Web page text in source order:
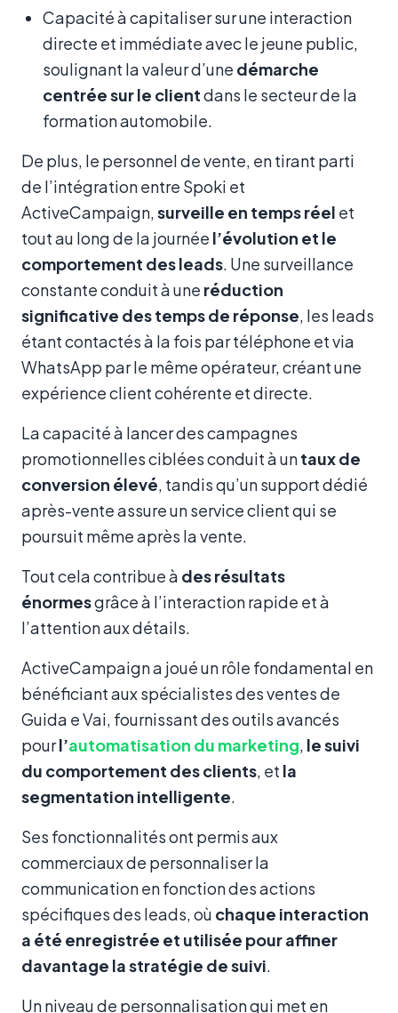
Capacité à capitaliser sur une interaction
directe et immédiate avec le jeune public,
soulignant la valeur d’une démarche
centrée sur le clientdans le secteur de la
formation automobile.
De plus, le personnel de vente, en tirant parti
de l’intégration entre Spoki et
ActiveCampaign,surveille en temps réel et
tout au long de la journée l’évolution et le
comportement des leads. Une surveillance
constante conduit à une réduction
significative des temps de réponse, les leads
étant contactés à la fois par téléphone et via
WhatsApp par le même opérateur, créant une
expérience client cohérente et directe.
La capacité à lancer des campagnes
promotionnelles ciblées conduit à untaux de
conversion élevé, tandis qu’un support dédié
après-vente assure un service client qui se
poursuit même après la vente.
Tout cela contribue à des résultats
énormesgrâce à l’interaction rapide et à
l’attention aux détails.
ActiveCampaign a joué un rôle fondamental en
bénéficiant aux spécialistes des ventes de
Guida e Vai, fournissant des outils avancés
pourl’automatisation du marketing, le suivi
du comportement des clients, et la
segmentation intelligente.
Ses fonctionnalités ont permis aux
commerciaux de personnaliser la
communication en fonction des actions
spécifiques des leads, où chaque interaction
a été enregistrée et utilisée pour affiner
davantage la stratégie de suivi.
Un niveau de personnalisation qui met en